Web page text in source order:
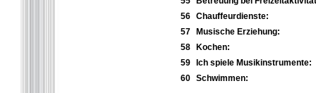
56
Chauffeurdienste:
57
Musische Erziehung:
58
Kochen:
59
Ich spiele Musikinstrumente:
60
Schwimmen: